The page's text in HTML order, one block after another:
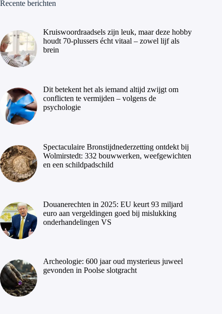
Recente berichten
Kruiswoordraadsels zijn leuk, maar deze hobby
houdt 70-plussers écht vitaal – zowel lijf als
brein
Dit betekent het als iemand altijd zwijgt om
conflicten te vermijden – volgens de
psychologie
Spectaculaire Bronstijdnederzetting ontdekt bij
Wolmirstedt: 332 bouwwerken, weefgewichten
en een schildpadschild
Douanerechten in 2025: EU keurt 93 miljard
euro aan vergeldingen goed bij mislukking
onderhandelingen VS
Archeologie: 600 jaar oud mysterieus juweel
gevonden in Poolse slotgracht